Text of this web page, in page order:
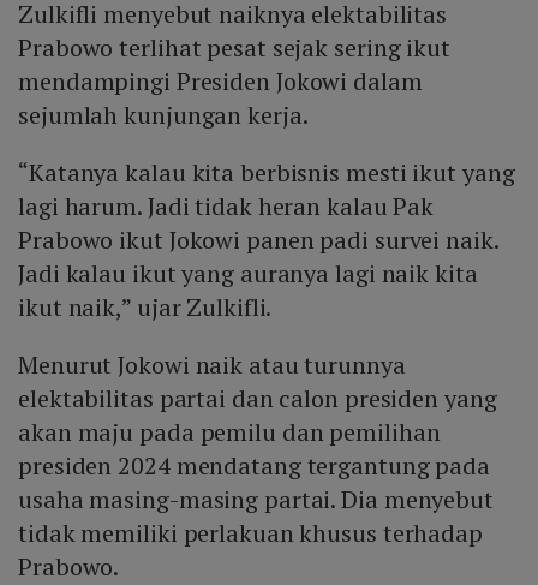
Zulkifli menyebut naiknya elektabilitas
Prabowo terlihat pesat sejak sering ikut
mendampingi Presiden Jokowi dalam
sejumlah kunjungan kerja.
“Katanya kalau kita berbisnis mesti ikut yang
lagi harum. Jadi tidak heran kalau Pak
Prabowo ikut Jokowi panen padi survei naik.
Jadi kalau ikut yang auranya lagi naik kita
ikut naik,” ujar Zulkifli.
Menurut Jokowi naik atau turunnya
elektabilitas partai dan calon presiden yang
akan maju pada pemilu dan pemilihan
presiden 2024 mendatang tergantung pada
usaha masing-masing partai. Dia menyebut
tidak memiliki perlakuan khusus terhadap
Prabowo.